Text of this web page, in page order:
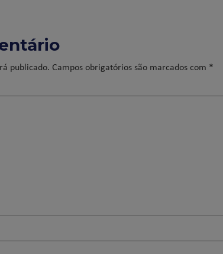
publicado. Campos obrigatórios são marcados com *